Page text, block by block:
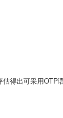
得出可采用OTP